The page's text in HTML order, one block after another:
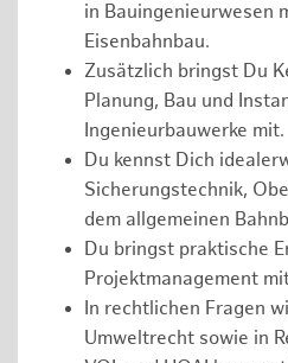
in Bauingenieurwesen
Eisenbahnbau.
Zusätzlich bringst Du
Planung, Bau und
Ingenieurbauwerke mit.
Du kennst Dich
Sicherungstechnik,
dem allgemeinen
Du bringst praktische
Projektmanagement
In rechtlichen Fragen
Umweltrecht sowie in